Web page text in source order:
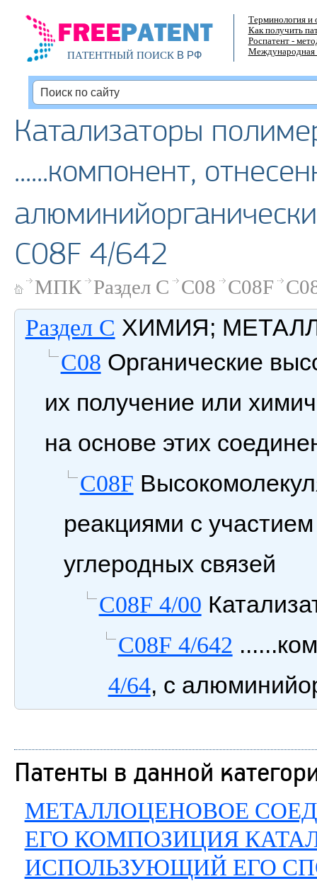
ПАТЕНТНЫЙ ПОИСКВ РФ
Терминология и
Как получить
Роспатент -
Международная
Катализаторы
......компонент,
C08F 4/642
МПК Раздел C C08 C08F
Раздел C ХИМИЯ;
C08 Органические
их получение или
на основе этих
C08F
реакциями с
углеродных связей
C08F 4/00
C08F 4/642
4/64, с
Патенты в данной
МЕТАЛЛОЦЕНОВОЕ
ЕГО КОМПОЗИЦИЯ
ИСПОЛЬЗУЮЩИЙ ЕГО